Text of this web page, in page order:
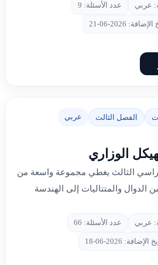
عربي عدد الأسئلة: 9
2026-06-21
الفصل الثالث عربي
الوزاري
الثالث يغطي مجموعة واسعة من
الدوال والمتتاليات إلى الهندسة
عربي عدد الأسئلة: 66
الإضافة: 2026-06-18